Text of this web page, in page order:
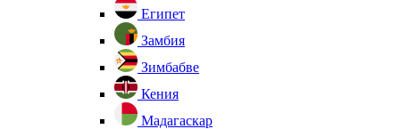
Египет
Замбия
Зимбабве
Кения
Мадагаскар